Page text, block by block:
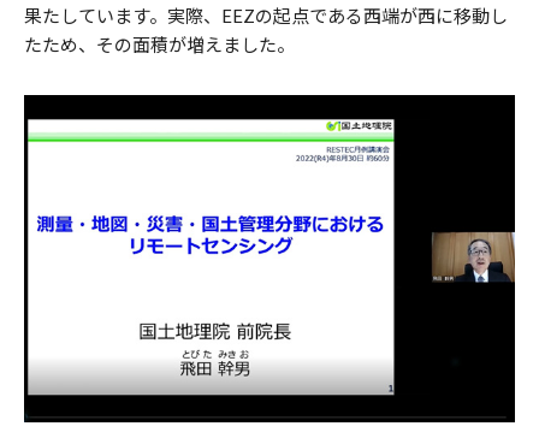
果たしています。実際、EEZの起点である西端が西に移動し
たため、その面積が増えました。